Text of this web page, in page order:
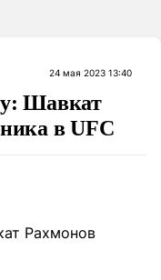
24 мая 2023 13:40
Шавкат
в UFC